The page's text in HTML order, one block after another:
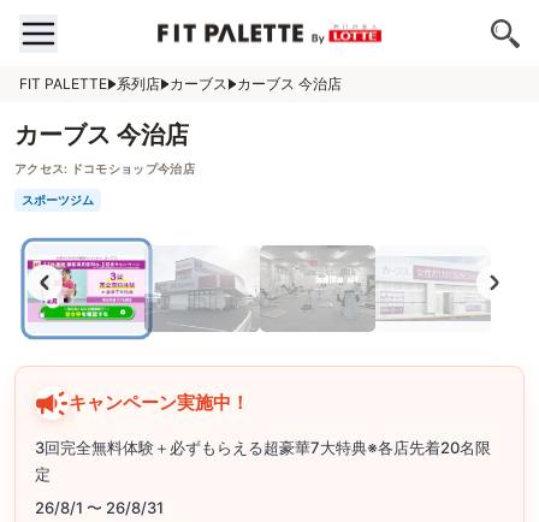
FIT PALETTE 系列店 カーブス カーブス 今治店
カーブス 今治店
アクセス: ドコモショップ今治店
スポーツジム
キャンペーン実施中！
3回完全無料体験＋必ずもらえる超豪華7大特典※各店先着20名限
定
26/8/1 〜 26/8/31